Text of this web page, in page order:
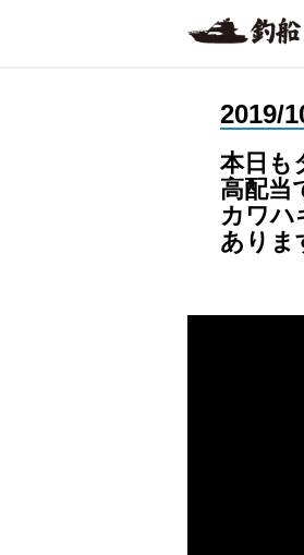
2019/
本日も
高配当
カワハ
ありま